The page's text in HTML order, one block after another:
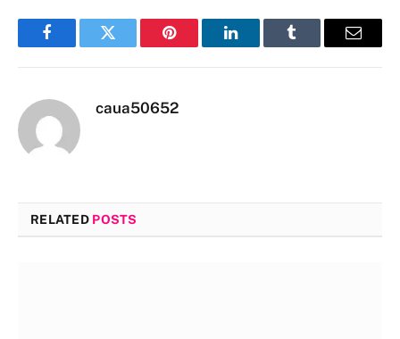
FacebookTwitter Pinterest LinkedInTumblr Email
caua50652
RELATED POSTS